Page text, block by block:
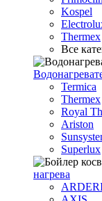
Kospel
Thermex
Все
Termica
Thermex
Royal
Ariston
Superlux
нагрева